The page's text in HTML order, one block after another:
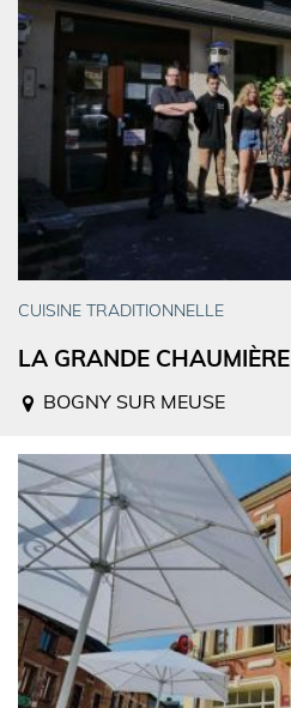
CUISINE TRADITIONNELLE
LA GRANDE CHAUMIÈRE
BOGNY SUR MEUSE